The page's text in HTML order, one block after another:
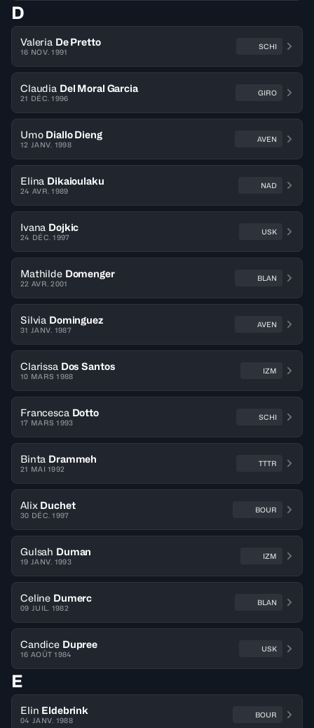
D
Valeria De Pretto
16 NOV. 1991
SCHI
Claudia Del Moral Garcia
21 DÉC. 1996
GIRO
Umo Diallo Dieng
12 JANV. 1998
AVEN
Elina Dikaioulaku
24 AVR. 1989
NAD
Ivana Dojkic
24 DÉC. 1997
USK
Mathilde Domenger
22 AVR. 2001
BLAN
Silvia Dominguez
31 JANV. 1987
AVEN
Clarissa Dos Santos
10 MARS 1988
IZM
Francesca Dotto
17 MARS 1993
SCHI
Binta Drammeh
21 MAI 1992
TTTR
Alix Duchet
30 DÉC. 1997
BOUR
Gulsah Duman
19 JANV. 1993
IZM
Celine Dumerc
09 JUIL. 1982
BLAN
Candice Dupree
16 AOÛT 1984
USK
E
Elin Eldebrink
04 JANV. 1988
BOUR